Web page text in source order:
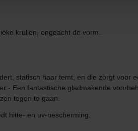
krullen, ongeacht de vorm.
statisch haar temt, en die zorgt voor
- Een fantastische gladmakende
tegen te gaan.
hitte- en uv-bescherming.